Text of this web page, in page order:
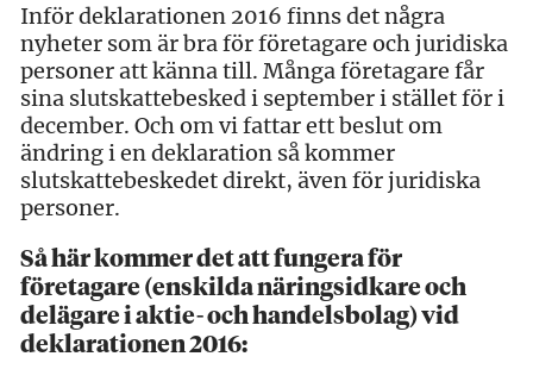
Inför deklarationen 2016 finns det några
nyheter som är bra för företagare och juridiska
personer att känna till. Många företagare får
sina slutskattebesked i september i stället för i
december. Och om vi fattar ett beslut om
ändring i en deklaration så kommer
slutskattebeskedet direkt, även för juridiska
personer.
Så här kommer det att fungera för
företagare (enskilda näringsidkare och
delägare i aktie- och handelsbolag) vid
deklarationen 2016: